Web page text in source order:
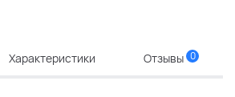
Характеристики Отзывы 0